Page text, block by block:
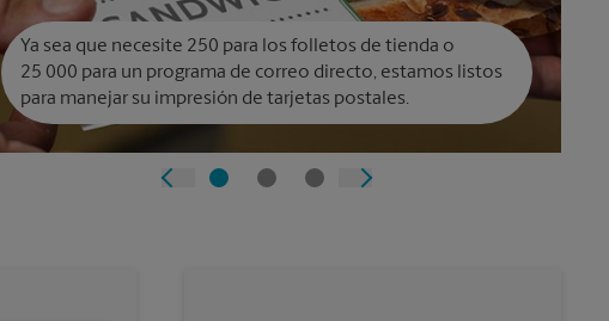
Ya sea que necesite 250 para los folletos de tienda o
25 000 para un programa de correo directo, estamos listos
para manejar su impresión de tarjetas postales.